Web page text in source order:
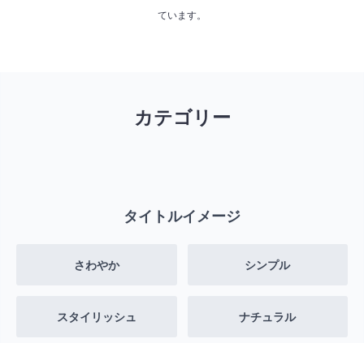
ています。
カテゴリー
タイトルイメージ
さわやか シンプル
スタイリッシュ ナチュラル